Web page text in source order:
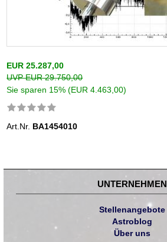
EUR 25.287,00
UVP EUR 29.750,00
Sie sparen 15% (EUR 4.463,00)
Art.Nr. BA1454010
UNTERNEHMEN
Stellenangebote
Astroblog
Über uns